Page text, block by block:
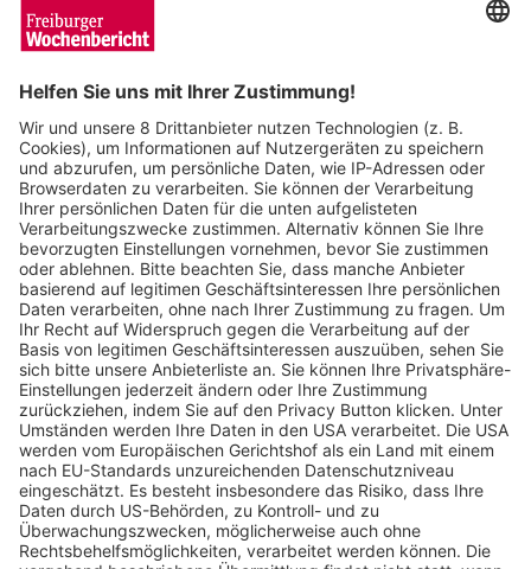
Die Linde am Brunnen in Freiburg-
Oberlinden steht wohl nicht mehr sicher